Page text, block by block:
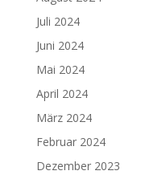
Juli 2024
Juni 2024
Mai 2024
April 2024
März 2024
Februar 2024
Dezember 2023